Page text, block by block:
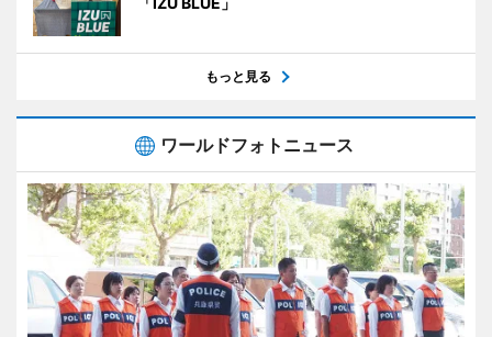
もっと見る
ワールドフォトニュース